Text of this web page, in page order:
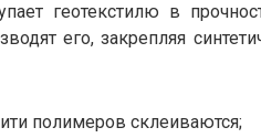
геотекстилю в
его, закрепляя
полимеров склеиваются;